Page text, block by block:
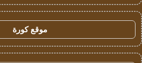
موقع كورة